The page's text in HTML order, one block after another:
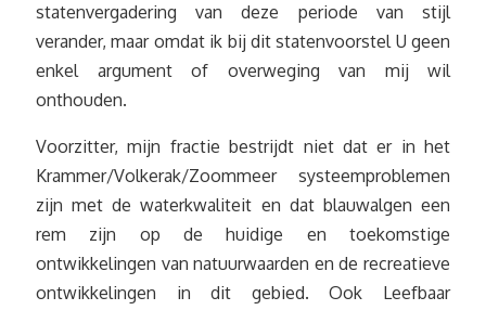
statenvergadering van deze periode van stijl
verander, maar omdat ik bij dit statenvoorstel U geen
enkel argument of overweging van mij wil
onthouden.
Voorzitter, mijn fractie bestrijdt niet dat er in het
Krammer/Volkerak/Zoommeer systeemproblemen
zijn met de waterkwaliteit en dat blauwalgen een
rem zijn op de huidige en toekomstige
ontwikkelingen van natuurwaarden en de recreatieve
ontwikkelingen in dit gebied. Ook Leefbaar